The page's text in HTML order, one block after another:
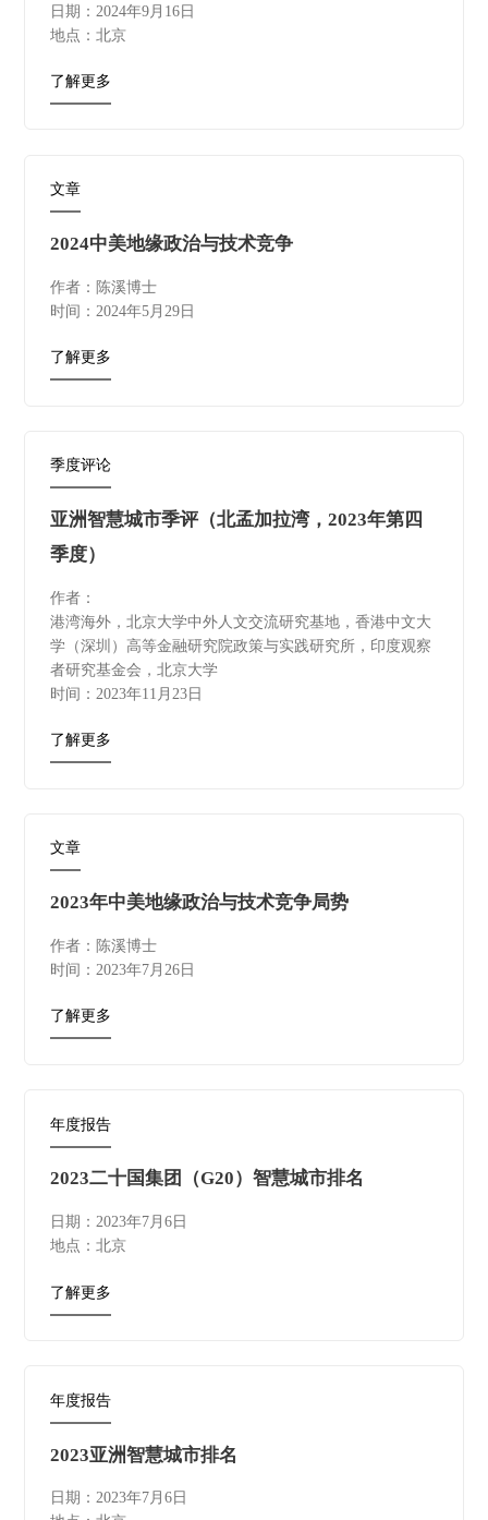
日期：2024年9月16日
地点：北京
了解更多
文章
2024中美地缘政治与技术竞争
作者：陈溪博士
时间：2024年5月29日
了解更多
季度评论
亚洲智慧城市季评（北孟加拉湾，2023年第四
季度）
作者：
港湾海外，北京大学中外人文交流研究基地，香港中文大
学（深圳）高等金融研究院政策与实践研究所，印度观察
者研究基金会，北京大学
时间：2023年11月23日
了解更多
文章
2023年中美地缘政治与技术竞争局势
作者：陈溪博士
时间：2023年7月26日
了解更多
年度报告
2023二十国集团（G20）智慧城市排名
日期：2023年7月6日
地点：北京
了解更多
年度报告
2023亚洲智慧城市排名
日期：2023年7月6日